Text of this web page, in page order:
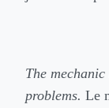
The
problems. Le